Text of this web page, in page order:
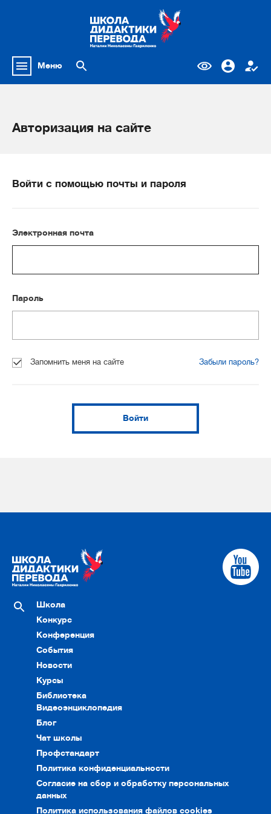
Меню
Авторизация на сайте
Войти с помощью почты и пароля
Электронная почта
Пароль
Запомнить меня на сайте Забыли пароль?
Войти
Школа
Конкурс
Конференция
События
Новости
Курсы
Библиотека
Видеоэнциклопедия
Блог
Чат школы
Профстандарт
Политика конфиденциальности
Согласие на сбор и обработку персональных
данных
Политика использования файлов cookies